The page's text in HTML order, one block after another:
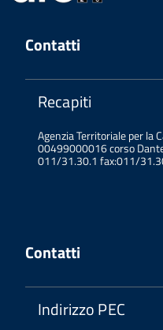
Contatti
Recapiti
Agenzia Territoriale per la
00499000016 corso
011/31.30.1 fax:011/
Contatti
Indirizzo PEC